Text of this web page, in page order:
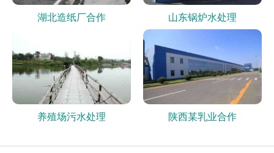
湖北造纸厂合作 山东锅炉水处理
养殖场污水处理 陕西某乳业合作